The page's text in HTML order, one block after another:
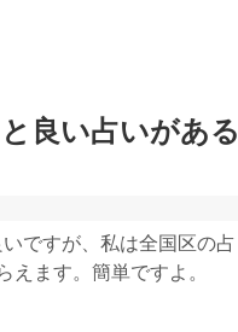
良い占いがある
ですが、私は全国区の占
えます。簡単ですよ。